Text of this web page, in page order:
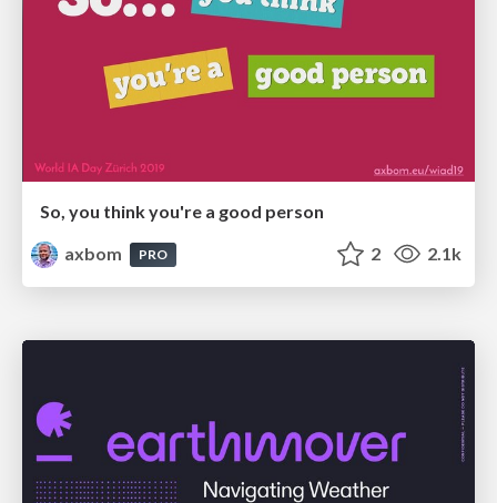
So, you think you're a good person
axbom
PRO 2 2.1k